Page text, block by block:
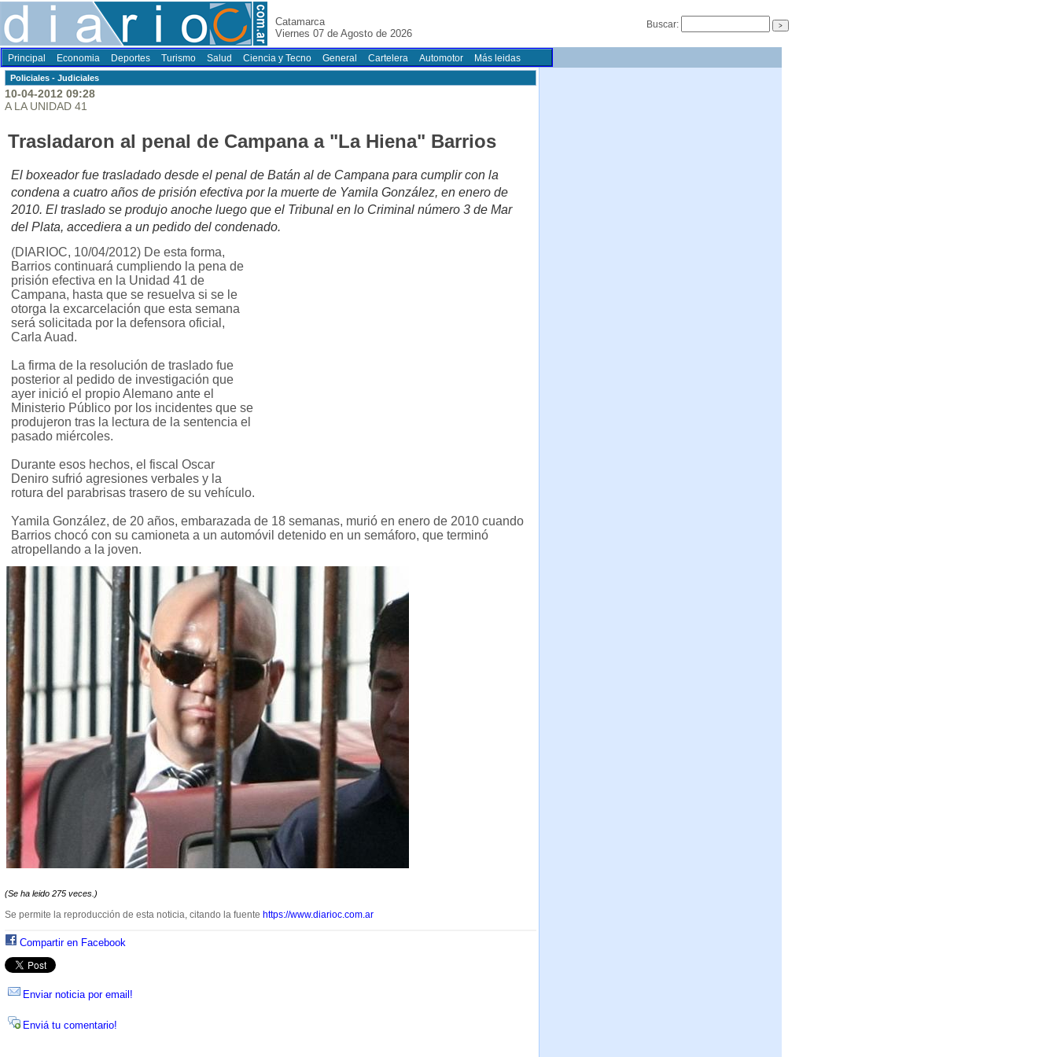
Catamarca
Viernes 07 de Agosto de 2026
Buscar:
Principal Economia Deportes Turismo Salud Ciencia y Tecno General Cartelera Automotor Más leidas
Policiales - Judiciales
10-04-2012 09:28
A LA UNIDAD 41
Trasladaron al penal de Campana a "La Hiena" Barrios
El boxeador fue trasladado desde el penal de Batán al de Campana para cumplir con la
condena a cuatro años de prisión efectiva por la muerte de Yamila González, en enero de
2010. El traslado se produjo anoche luego que el Tribunal en lo Criminal número 3 de Mar
del Plata, accediera a un pedido del condenado.
(DIARIOC, 10/04/2012) De esta forma,
Barrios continuará cumpliendo la pena de
prisión efectiva en la Unidad 41 de
Campana, hasta que se resuelva si se le
otorga la excarcelación que esta semana
será solicitada por la defensora oficial,
Carla Auad.
La firma de la resolución de traslado fue
posterior al pedido de investigación que
ayer inició el propio Alemano ante el
Ministerio Público por los incidentes que se
produjeron tras la lectura de la sentencia el
pasado miércoles.
Durante esos hechos, el fiscal Oscar
Deniro sufrió agresiones verbales y la
rotura del parabrisas trasero de su vehículo.
Yamila González, de 20 años, embarazada de 18 semanas, murió en enero de 2010 cuando
Barrios chocó con su camioneta a un automóvil detenido en un semáforo, que terminó
atropellando a la joven.
(Se ha leido 275 veces.)
Se permite la reproducción de esta noticia, citando la fuente https://www.diarioc.com.ar
Compartir en Facebook
Enviar noticia por email!
Enviá tu comentario!